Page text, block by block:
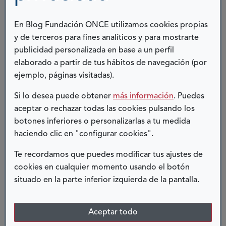
En Blog Fundación ONCE utilizamos cookies propias
y de terceros para fines analíticos y para mostrarte
publicidad personalizada en base a un perfil
elaborado a partir de tus hábitos de navegación (por
ejemplo, páginas visitadas).
Si lo desea puede obtener más información. Puedes
aceptar o rechazar todas las cookies pulsando los
botones inferiores o personalizarlas a tu medida
haciendo clic en "configurar cookies".
Te recordamos que puedes modificar tus ajustes de
cookies en cualquier momento usando el botón
situado en la parte inferior izquierda de la pantalla.
Aceptar todo
He crecido como profesional con Fundación ONCE y el
FSE, pero me quedo con todos esos compañeros y
amigos que me han acompañado en todos estos años,
los que me han enseñado a ser mejor persona. Ellos
sabrán reconocerse.
Feliz Día de Europa 2025.
Maria Tussy-Flores
directora de Programas Europeos
COMPARTIR:
TwitterFacebook
LinkedIn
Telegram
ENTRADAS RELACIONADAS